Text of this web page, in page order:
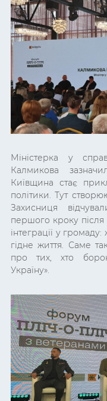
Міністерка у
Калмикова
Київщина стає
політики. Тут
Захисниця
першого кроку
інтеграції у
гідне життя. Саме
про тих, хто
Україну».